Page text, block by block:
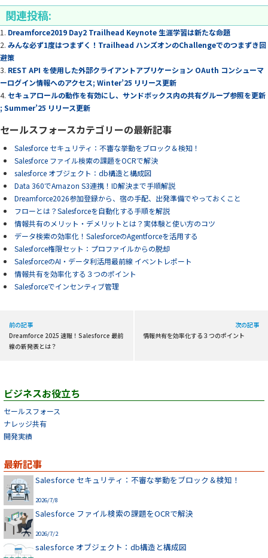
関連投稿:
Dreamforce2019 Day2 Trailhead Keynote 生涯学習は新たな命題
みんな必ず1度はつまずく！Trailhead ハンズオンのChallengeでのつまずき回
避策
REST API を使用した外部クライアントアプリケーション OAuth コンシューマ
ーログイン情報へのアクセス; Winter’25 リリース更新
セキュアロールの動作を有効にし、サンドボックス内の共有グループ参照を更新
; Summer’25 リリース更新
セールスフォースカテゴリーの最新記事
Salesforce セキュリティ：不審な挙動をブロック＆検知！
Salesforce ファイル検索の課題をOCRで解決
salesforce オブジェクト：db構造と構成図
Data 360でAmazon S3連携！ID解決まで手順解説
Dreamforce2026参加登録から、宿の手配、出発準備でやっておくこと
フローとは？Salesforceを自動化する手順を解説
情報共有のメリット・デメリットとは？実体験と使い方のコツ
データ検索の効率化！SalesforceのAgentforceを活用する
Salesforce権限セット：プロファイルからの脱却
SalesforceのAI・データ利活用最前線 イベントレポート
情報共有を効率化する３つのポイント
Salesforceでインセンティブ管理
前の記事
Dreamforce 2025 速報！Salesforce 最前
線の新発表とは？
次の記事
情報共有を効率化する３つのポイント
ビジネスお役立ち
セールスフォース
ナレッジ共有
開発実績
最新記事
Salesforce セキュリティ：不審な挙動をブロック＆検知！
2026/7/8
Salesforce ファイル検索の課題をOCRで解決
2026/7/2
salesforce オブジェクト：db構造と構成図